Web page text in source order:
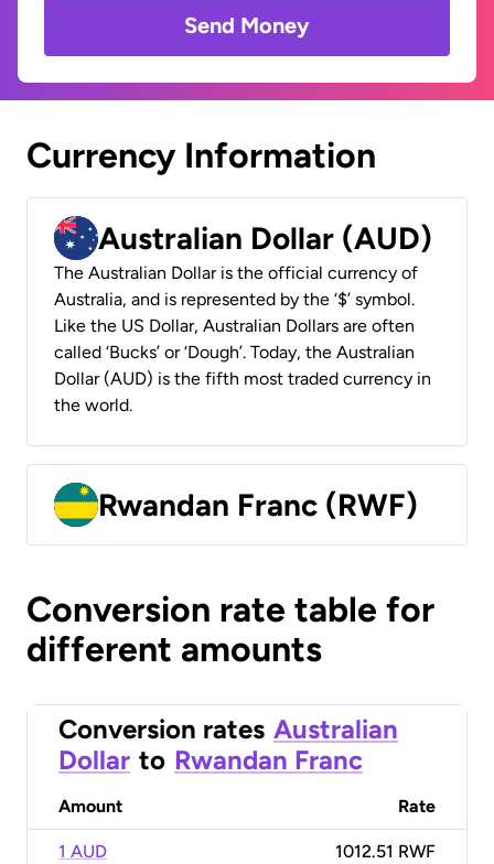
Send Money
Currency Information
Australian Dollar (AUD)
The Australian Dollar is the official currency of
Australia, and is represented by the ‘$’ symbol.
Like the US Dollar, Australian Dollars are often
called ‘Bucks’ or ‘Dough’. Today, the Australian
Dollar (AUD) is the fifth most traded currency in
the world.
Rwandan Franc (RWF)
Conversion rate table for
different amounts
Conversion rates Australian
Dollar to Rwandan Franc
Amount Rate
1 AUD 1012.51 RWF